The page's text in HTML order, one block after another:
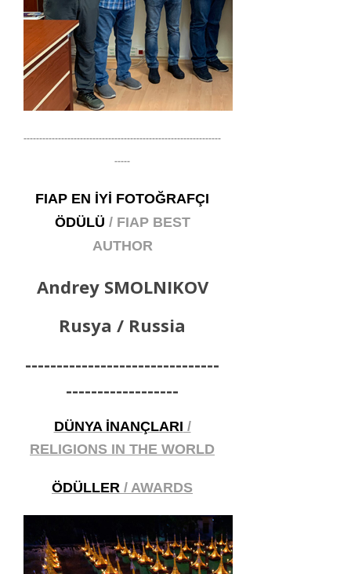
---------------------------------------------------------------
-----
FIAP EN İYİ FOTOĞRAFÇI
ÖDÜLÜ / FIAP BEST
AUTHOR
Andrey SMOLNIKOV
Rusya / Russia
-------------------------------
------------------
DÜNYA İNANÇLARI /
RELIGIONS IN THE WORLD
ÖDÜLLER / AWARDS